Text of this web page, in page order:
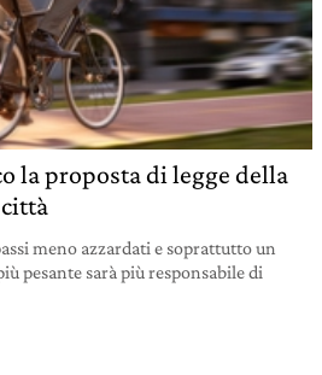
la proposta di legge della
meno azzardati e soprattutto un
pesante sarà più responsabile di